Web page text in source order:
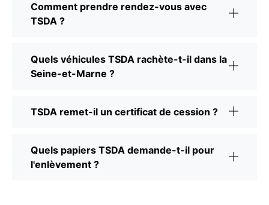
Comment prendre rendez-vous avec
TSDA ?
Quels véhicules TSDA rachète-t-il dans la
Seine-et-Marne ?
TSDA remet-il un certificat de cession ?
Quels papiers TSDA demande-t-il pour
l'enlèvement ?